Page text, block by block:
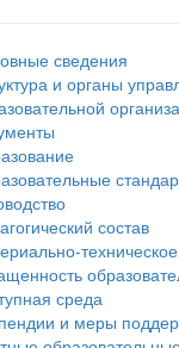
сведения
и органы
состав
среда
и меры